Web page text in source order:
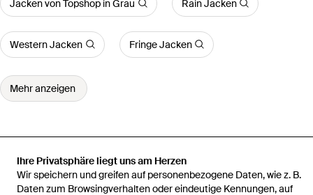
Ihre Privatsphäre liegt uns am Herzen
Wir speichern und greifen auf personenbezogene Daten, wie z. B.
Daten zum Browsingverhalten oder eindeutige Kennungen, auf
Jacken von Topshop in Grau Rain Jacken
Western Jacken Fringe Jacken
Mehr anzeigen
Startseite Damen Jacken TOPSHOP Jacken
taillierter blazer